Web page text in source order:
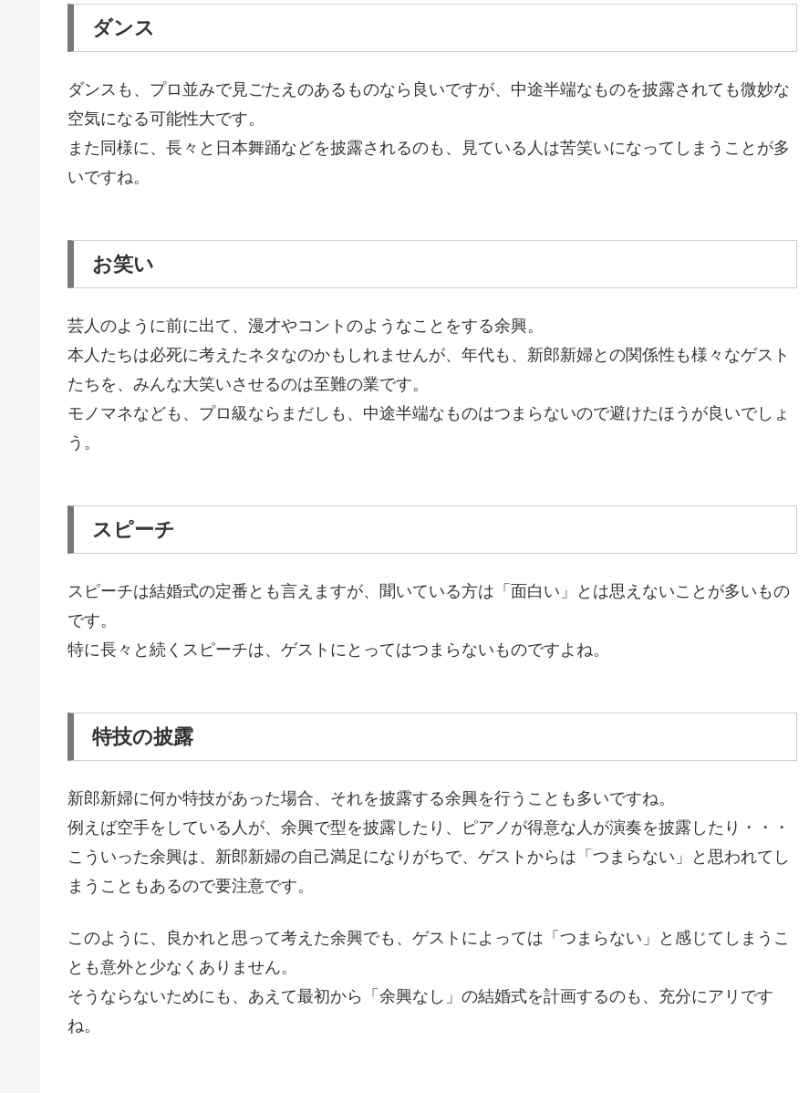
ダンス
ダンスも、プロ並みで見ごたえのあるものなら良いですが、中途半端なものを披露されても微妙な
空気になる可能性大です。
また同様に、長々と日本舞踊などを披露されるのも、見ている人は苦笑いになってしまうことが多
いですね。
お笑い
芸人のように前に出て、漫才やコントのようなことをする余興。
本人たちは必死に考えたネタなのかもしれませんが、年代も、新郎新婦との関係性も様々なゲスト
たちを、みんな大笑いさせるのは至難の業です。
モノマネなども、プロ級ならまだしも、中途半端なものはつまらないので避けたほうが良いでしょ
う。
スピーチ
スピーチは結婚式の定番とも言えますが、聞いている方は「面白い」とは思えないことが多いもの
です。
特に長々と続くスピーチは、ゲストにとってはつまらないものですよね。
特技の披露
新郎新婦に何か特技があった場合、それを披露する余興を行うことも多いですね。
例えば空手をしている人が、余興で型を披露したり、ピアノが得意な人が演奏を披露したり・・・
こういった余興は、新郎新婦の自己満足になりがちで、ゲストからは「つまらない」と思われてし
まうこともあるので要注意です。
このように、良かれと思って考えた余興でも、ゲストによっては「つまらない」と感じてしまうこ
とも意外と少なくありません。
そうならないためにも、あえて最初から「余興なし」の結婚式を計画するのも、充分にアリです
ね。